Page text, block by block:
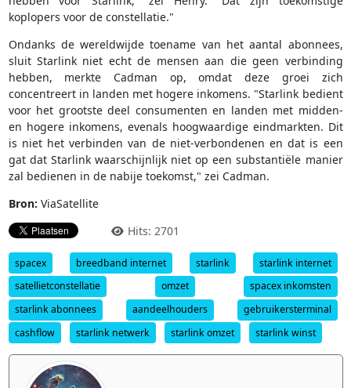
koplopers voor de constellatie."
Ondanks de wereldwijde toename van het aantal abonnees,
sluit Starlink niet echt de mensen aan die geen verbinding
hebben, merkte Cadman op, omdat deze groei zich
concentreert in landen met hogere inkomens. "Starlink bedient
voor het grootste deel consumenten en landen met midden-
en hogere inkomens, evenals hoogwaardige eindmarkten. Dit
is niet het verbinden van de niet-verbondenen en dat is een
gat dat Starlink waarschijnlijk niet op een substantiële manier
zal bedienen in de nabije toekomst," zei Cadman.
Bron: ViaSatellite
Hits: 2701
spacex breedband internet starlink
starlink internet
satellietconstellatie
omzet
spacex inkomsten
starlink abonnees
aandeelhouders
gebruikersterminal
cashflow
starlink netwerk starlink omzet starlink winst